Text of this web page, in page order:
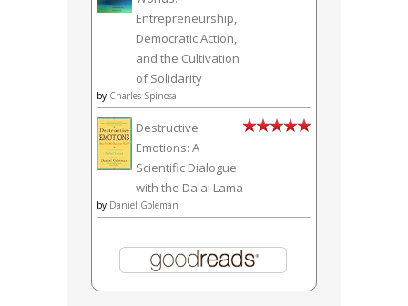
Entrepreneurship,
Democratic Action,
and the Cultivation
of Solidarity
by Charles Spinosa
Destructive
Emotions: A
Scientific Dialogue
with the Dalai Lama
by Daniel Goleman